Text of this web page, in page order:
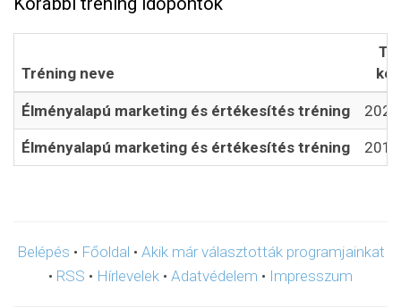
Tréning neve
Élményalapú marketing és értékesítés tréning
Élményalapú marketing és értékesítés tréning
Belépés • Főoldal • Akik már választották programjainkat
• RSS • Hírlevelek • Adatvédelem • Impresszum